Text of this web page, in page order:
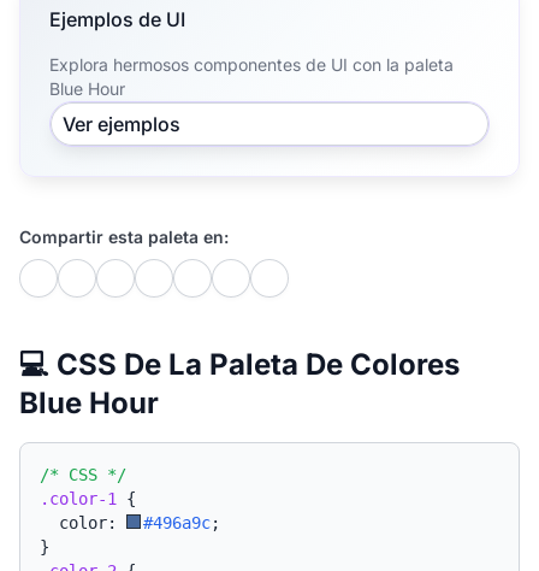
Ejemplos de UI
Explora hermosos componentes de UI con la paleta
Blue Hour
Ver ejemplos
Compartir esta paleta en:
💻 CSS De La Paleta De Colores
Blue Hour
/* CSS */
.color-1
{
  color:
#496a9c;
}